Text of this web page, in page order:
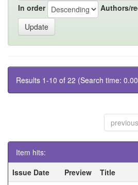
In order Authors/
Results 1-10 of 22 (Search time:
previous
Item hits:
Issue Date
Preview Title